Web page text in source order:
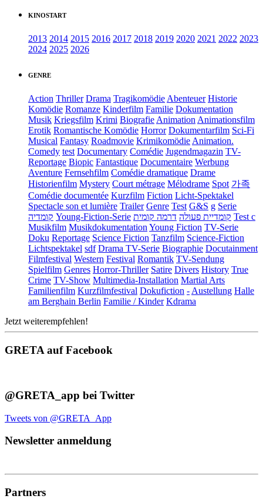
KINOSTART
2013 2014 2015 2016 2017 2018 2019 2020 2021 2022 2023
2024 2025 2026
GENRE
Action Thriller Drama Tragikomödie Abenteuer Historie
Komödie Romanze Kinderfilm Familie Dokumentation
Musik Kriegsfilm Krimi Biografie Animation Animationsfilm
Erotik Romantische Komödie Horror Dokumentarfilm Sci-Fi
Musical Fantasy Roadmovie Krimikomödie Animation.
Comedy test Documentary Comédie Jugendmagazin TV-
Reportage Biopic Fantastique Documentaire Werbung
Aventure Fernsehfilm Comédie dramatique Drame
Historienfilm Mystery Court métrage Mélodrame Spot 가족
Comédie documentée Kurzfilm Fiction Licht-Spektakel
Spectacle son et lumière Trailer Genre Test G&S g Serie
קומדיה Young-Fiction-Serie קומדיית פעולה דרמה קומית
Test c
Musikfilm Musikdokumentation Young Fiction TV-Serie
Doku Reportage Science Fiction Tanzfilm Science-Fiction
Lichtspektakel sdf Drama TV-Serie Biographie Docutainment
Filmfestival Western Festival Romantik TV-Sendung
Spielfilm Genres Horror-Thriller Satire Divers History True
Crime TV-Show Multimedia-Installation Martial Arts
Familienfilm Kurzfilmfestival Dokufiction - Austellung Halle
am Berghain Berlin Familie / Kinder Kdrama
Jetzt weiterempfehlen!
GRETA auf Facebook
@GRETA_app bei Twitter
Tweets von @GRETA_App
Newsletter anmeldung
Partners